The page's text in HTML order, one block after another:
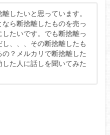
したいと思っています。
ら断捨離したものを売っ
たいです。でも断捨離っ
、、、その断捨離したも
？メルカリで断捨離した
した人に話しを聞いてみた